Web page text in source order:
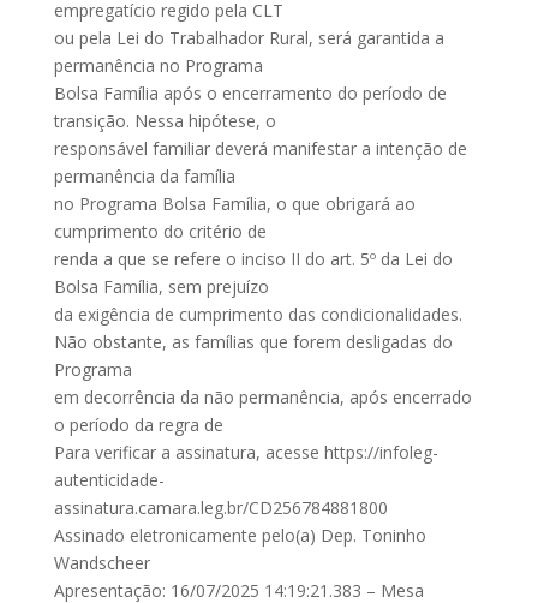
empregatício regido pela CLT
ou pela Lei do Trabalhador Rural, será garantida a
permanência no Programa
Bolsa Família após o encerramento do período de
transição. Nessa hipótese, o
responsável familiar deverá manifestar a intenção de
permanência da família
no Programa Bolsa Família, o que obrigará ao
cumprimento do critério de
renda a que se refere o inciso II do art. 5º da Lei do
Bolsa Família, sem prejuízo
da exigência de cumprimento das condicionalidades.
Não obstante, as famílias que forem desligadas do
Programa
em decorrência da não permanência, após encerrado
o período da regra de
Para verificar a assinatura, acesse https://infoleg-
autenticidade-
assinatura.camara.leg.br/CD256784881800
Assinado eletronicamente pelo(a) Dep. Toninho
Wandscheer
Apresentação: 16/07/2025 14:19:21.383 – Mesa